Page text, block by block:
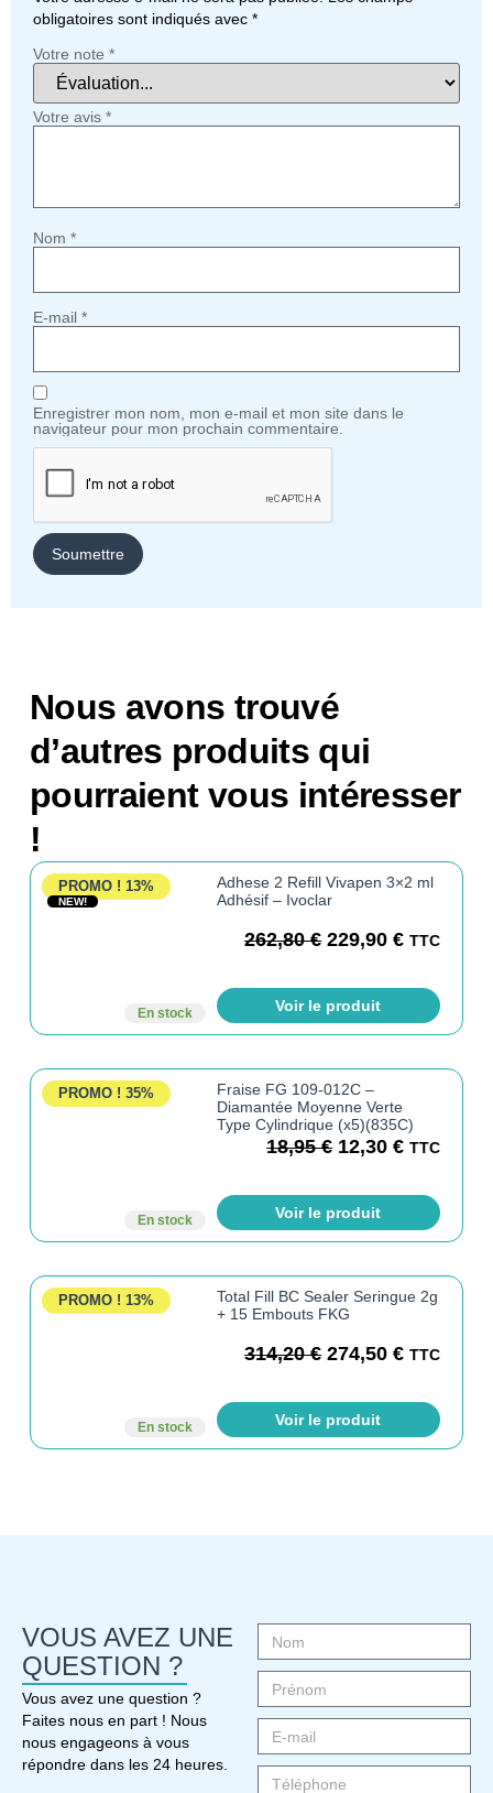
obligatoires sont indiqués avec *
Votre note *
Votre avis *
Nom *
E-mail *
Enregistrer mon nom, mon e-mail et mon site dans le
navigateur pour mon prochain commentaire.
Nous avons trouvé
d’autres produits qui
pourraient vous intéresser
!
PROMO ! 13%
NEW!
En stock
Adhese 2 Refill Vivapen 3×2 ml
Adhésif – Ivoclar
262,80€ 229,90€ TTC
Voir le produit
PROMO ! 35%
En stock
Fraise FG 109-012C –
Diamantée Moyenne Verte
Type Cylindrique (x5)(835C)
18,95€ 12,30€ TTC
Voir le produit
PROMO ! 13%
En stock
Total Fill BC Sealer Seringue 2g
+ 15 Embouts FKG
314,20€ 274,50€ TTC
Voir le produit
VOUS AVEZ UNE
QUESTION ?
Vous avez une question ?
Faites nous en part ! Nous
nous engageons à vous
répondre dans les 24 heures.